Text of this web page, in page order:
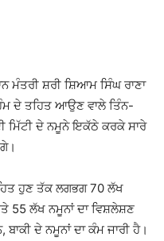
ਮੰਤਰੀ ਸ਼ਰੀ ਸ਼ਿਆਮ ਸਿੰਘ ਰਾਣਾ
ਦੇ ਤਹਿਤ ਆਉਣ ਵਾਲੇ ਤਿੰਨ-
ਮਿੱਟੀ ਦੇ ਨਮੂਨੇ ਇਕੱਠੇ ਕਰਕੇ ਸਾਰੇ
ਹੁਣ ਤੱਕ ਲਗਭਗ 70 ਲੱਖ
55 ਲੱਖ ਨਮੂਨਾਂ ਦਾ ਵਿਸ਼ਲੇਸ਼ਣ
ਦੇ ਨਮੂਨਾਂ ਦਾ ਕੰਮ ਜਾਰੀ ਹੈ।